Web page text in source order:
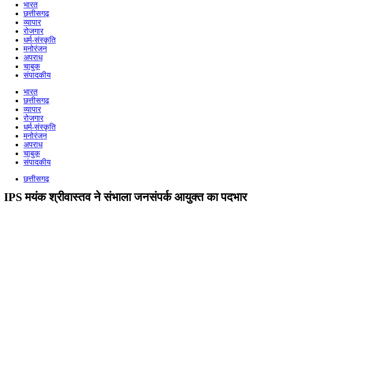
भारत
छत्तीसगढ़
व्यापार
रोजगार
धर्म-संस्कृति
मनोरंजन
अपराध
चाबुक
संपादकीय
भारत
छत्तीसगढ़
व्यापार
रोजगार
धर्म-संस्कृति
मनोरंजन
अपराध
चाबुक
संपादकीय
छत्तीसगढ़
IPS मयंक श्रीवास्तव ने संभाला जनसंपर्क आयुक्त का पदभार